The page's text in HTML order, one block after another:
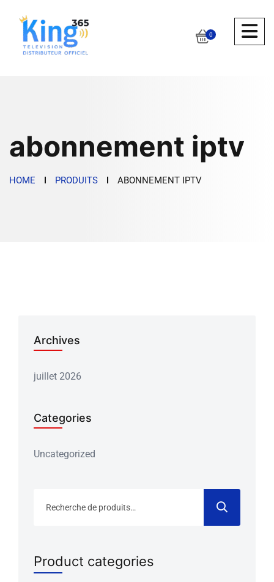
0
abonnement iptv
HOME PRODUITS ABONNEMENT IPTV
Archives
juillet 2026
Categories
Uncategorized
pour :
Product categories